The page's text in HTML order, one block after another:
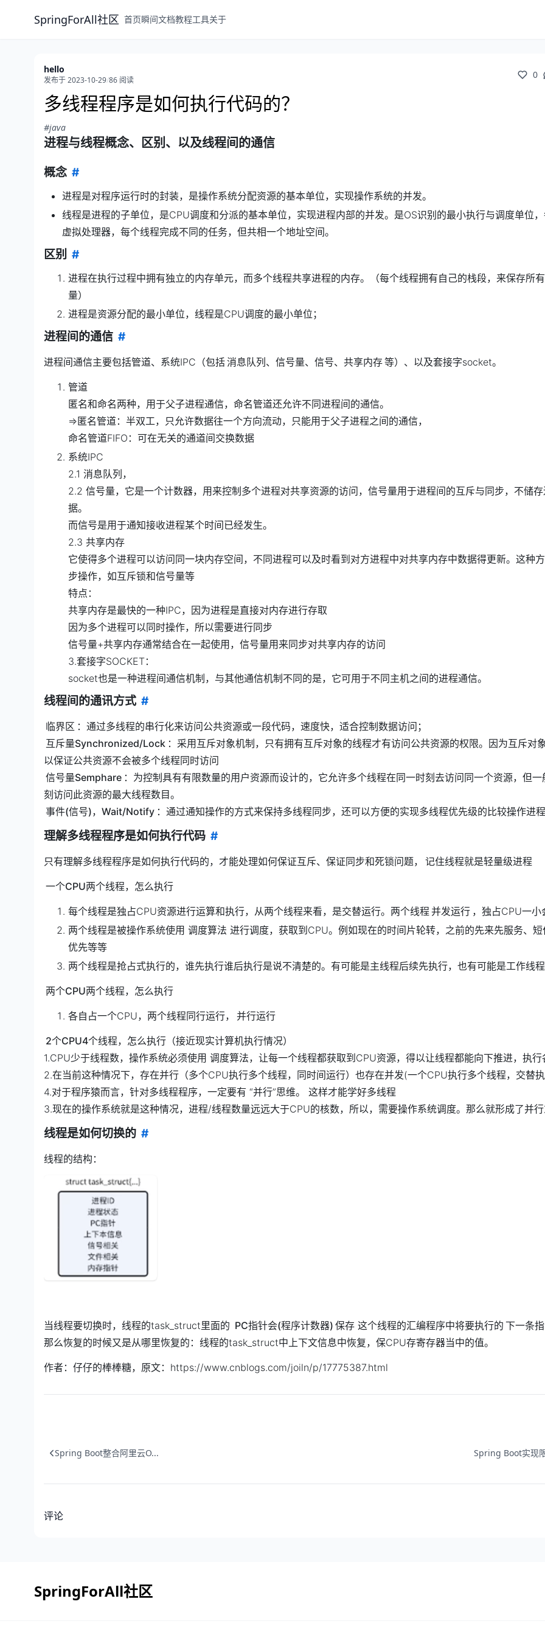
SpringForAll社区 首页瞬间文档教程工具关于
hello
发布于 2023-10-29/86 阅读 0
多线程程序是如何执行代码的？
#java
进程与线程概念、区别、以及线程间的通信
概念 #
进程是对程序运行时的封装，是操作系统分配资源的基本单位，实现操作系统的并发。
线程是进程的子单位，是CPU调度和分派的基本单位，实现进程内部的并发。是OS识别的最小执行与调度单位
虚拟处理器，每个线程完成不同的任务，但共相一个地址空间。
区别 #
进程在执行过程中拥有独立的内存单元，而多个线程共享进程的内存。（每个线程拥有自己的栈段，来保存所
量）
进程是资源分配的最小单位，线程是CPU调度的最小单位；
进程间的通信 #
进程间通信主要包括管道、系统IPC（包括消息队列、信号量、信号、共享内存等）、以及套接字socket。
管道
匿名和命名两种，用于父子进程通信，命名管道还允许不同进程间的通信。
=>匿名管道：半双工，只允许数据往一个方向流动，只能用于父子进程之间的通信，
命名管道FIFO：可在无关的通道间交换数据
系统IPC
2.1 消息队列，
2.2 信号量，它是一个计数器，用来控制多个进程对共享资源的访问，信号量用于进程间的互斥与同步，不储
据。
而信号是用于通知接收进程某个时间已经发生。
2.3 共享内存
它使得多个进程可以访问同一块内存空间，不同进程可以及时看到对方进程中对共享内存中数据得更新。这种
步操作，如互斥锁和信号量等
特点：
共享内存是最快的一种IPC，因为进程是直接对内存进行存取
因为多个进程可以同时操作，所以需要进行同步
信号量+共享内存通常结合在一起使用，信号量用来同步对共享内存的访问
3.套接字SOCKET：
socket也是一种进程间通信机制，与其他通信机制不同的是，它可用于不同主机之间的进程通信。
线程间的通讯方式 #
临界区 ：通过多线程的串行化来访问公共资源或一段代码，速度快，适合控制数据访问；
互斥量Synchronized/Lock ：采用互斥对象机制，只有拥有互斥对象的线程才有访问公共资源的权限。因为互斥对
以保证公共资源不会被多个线程同时访问
信号量Semphare ：为控制具有有限数量的用户资源而设计的，它允许多个线程在同一时刻去访问同一个资源，但
刻访问此资源的最大线程数目。
事件(信号)，Wait/Notify ：通过通知操作的方式来保持多线程同步，还可以方便的实现多线程优先级的比较操作进
理解多线程程序是如何执行代码 #
只有理解多线程程序是如何执行代码的，才能处理如何保证互斥、保证同步和死锁问题， 记住线程就是轻量级进程
一个CPU两个线程，怎么执行
每个线程是独占CPU资源进行运算和执行，从两个线程来看，是交替运行。两个线程 并发运行 ，独占CPU一小
两个线程是被操作系统使用 调度算法 进行调度，获取到CPU。例如现在的时间片轮转，之前的先来先服务、
优先等等
两个线程是抢占式执行的，谁先执行谁后执行是说不清楚的。有可能是主线程后续先执行，也有可能是工作线
两个CPU两个线程，怎么执行
各自占一个CPU，两个线程同行运行， 并行运行
2个CPU4个线程，怎么执行（接近现实计算机执行情况）
1.CPU少于线程数，操作系统必须使用 调度算法，让每一个线程都获取到CPU资源，得以让线程都能向下推进，执
2.在当前这种情况下，存在并行（多个CPU执行多个线程，同时间运行）也存在并发(一个CPU执行多个线程，交替
4.对于程序猿而言，针对多线程程序，一定要有 “并行”思维。 这样才能学好多线程
3.现在的操作系统就是这种情况，进程/线程数量远远大于CPU的核数，所以，需要操作系统调度。那么就形成了并
线程是如何切换的 #
线程的结构：
当线程要切换时，线程的task_struct里面的 PC指针会(程序计数器) 保存 这个线程的汇编程序中将要执行的 下一条
那么恢复的时候又是从哪里恢复的：线程的task_struct中上下文信息中恢复，保CPU存寄存器当中的值。
作者：仔仔的棒棒糖，原文：https://www.cnblogs.com/joiln/p/17775387.html
Spring Boot整合阿里云O... Spring Boot实现
评论
SpringForAll社区